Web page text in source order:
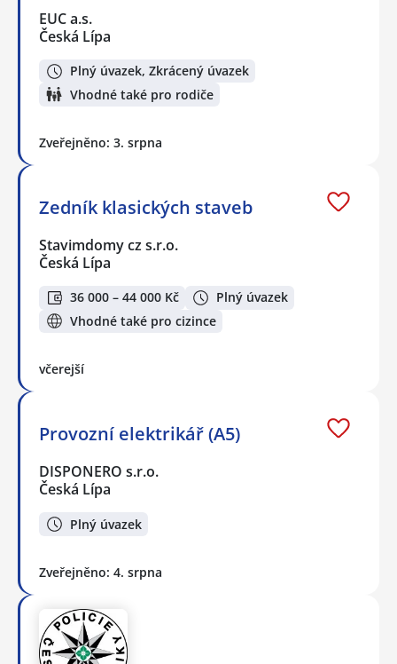
EUC a.s.
Česká Lípa
Plný úvazek, Zkrácený úvazek
Vhodné také pro rodiče
Zveřejněno: 3. srpna
Zedník klasických staveb
Stavimdomy cz s.r.o.
Česká Lípa
36 000 – 44 000 Kč
Plný úvazek
Vhodné také pro cizince
včerejší
Provozní elektrikář (A5)
DISPONERO s.r.o.
Česká Lípa
Plný úvazek
Zveřejněno: 4. srpna